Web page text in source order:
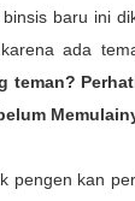
baru ini
ada
teman?
pengen kan